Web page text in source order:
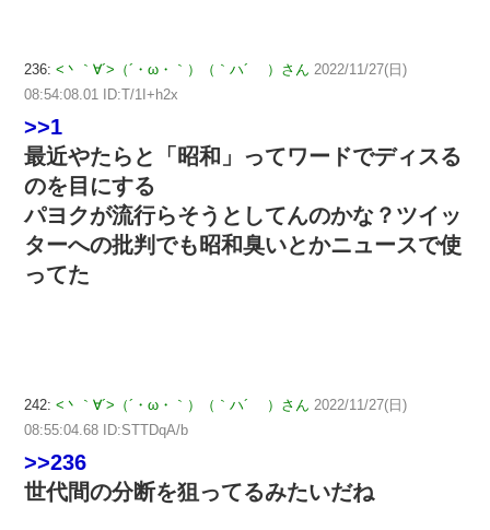
236: <丶｀∀´>（´・ω・｀）（｀ハ´ ）さん 2022/11/27(日)
08:54:08.01 ID:T/1I+h2x
>>1
最近やたらと「昭和」ってワードでディスる
のを目にする
パヨクが流行らそうとしてんのかな？ツイッ
ターへの批判でも昭和臭いとかニュースで使
ってた
242: <丶｀∀´>（´・ω・｀）（｀ハ´ ）さん 2022/11/27(日)
08:55:04.68 ID:STTDqA/b
>>236
世代間の分断を狙ってるみたいだね